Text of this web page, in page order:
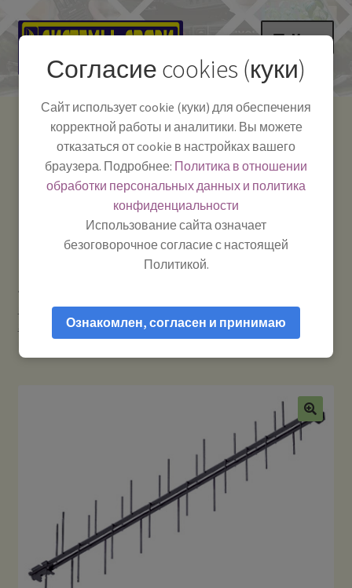
Перейти
навигации
Перейти
содержимому
Меню
Как пользоваться
Полезная информация
Мой аккаунт
Системы Связи:
г. Красноярск, ул.
Работаем:Пн-Пт:
10:00–18:00
-
Телефон:+7-
391-249-1040
Тел.|WA|Telegram:
+79029904090
интернета
Антенны для усиления сотового сигнала GSM /
3G / 4G / Wi-Fi
LOGO 800 / 1900C (800-1900 МГц) — Антенна
наружная для усиления сигнала
Согласие cookies (куки)
Сайт использует cookie (куки) для обеспечения
корректной работы и аналитики. Вы можете
отказаться от cookie в настройках вашего
браузера. Подробнее: Политика в отношении
обработки персональных данных и политика
конфиденциальности
Использование сайта означает
безоговорочное согласие с настоящей
Политикой.
Ознакомлен, согласен и принимаю